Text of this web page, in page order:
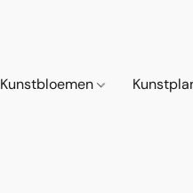
Kunstbloemen